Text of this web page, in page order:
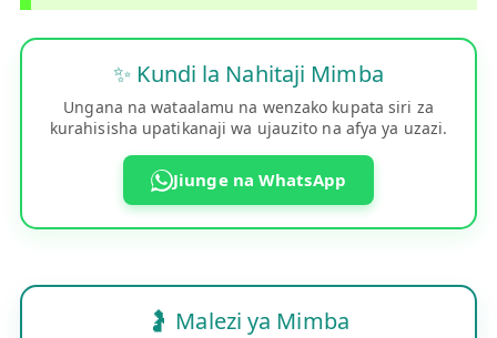
✨ Kundi la Nahitaji Mimba
Ungana na wataalamu na wenzako kupata siri za
kurahisisha upatikanaji wa ujauzito na afya ya uzazi.
Jiunge na WhatsApp
🤰 Malezi ya Mimba